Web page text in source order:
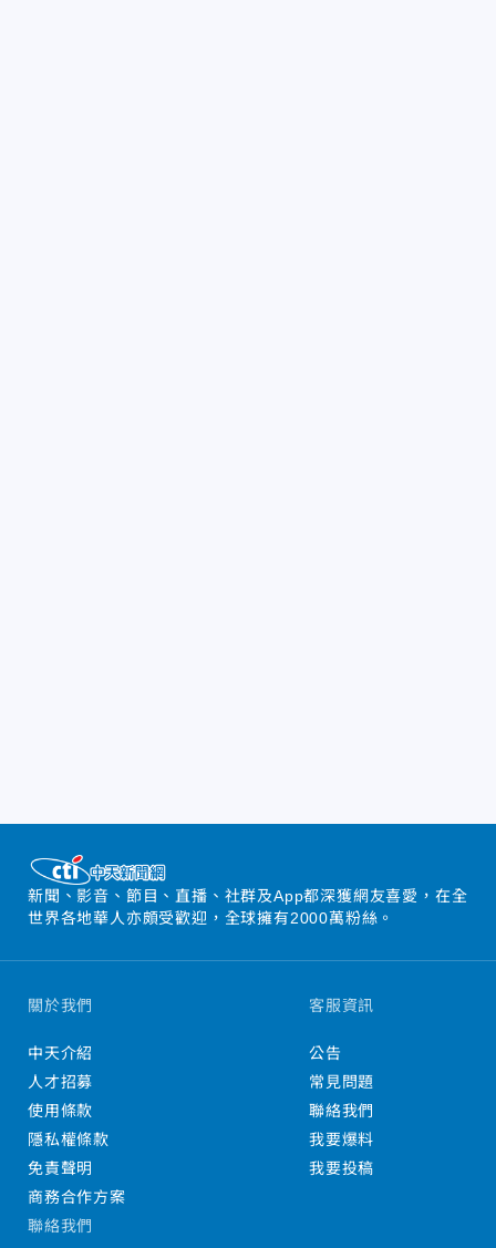
新聞、影音、節目、直播、社群及App都深獲網友喜愛，在全
世界各地華人亦頗受歡迎，全球擁有2000萬粉絲。
關於我們
中天介紹
人才招募
使用條款
隱私權條款
免責聲明
商務合作方案
客服資訊
公告
常見問題
聯絡我們
我要爆料
我要投稿
聯絡我們